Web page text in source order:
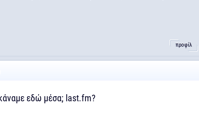
προφίλ
εδώ μέσα; last.fm?